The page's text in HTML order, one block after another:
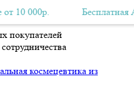
покупателей
при заказе от 10 000р.
000р. Бесплатная